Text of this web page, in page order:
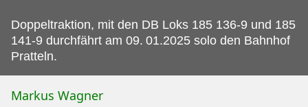
Doppeltraktion, mit den DB Loks 185 136-9 und 185
141-9 durchfährt am 09. 01.2025 solo den Bahnhof
Pratteln.
Markus Wagner